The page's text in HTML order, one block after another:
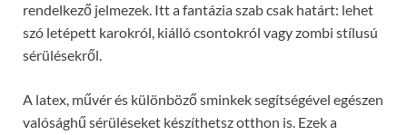
rendelkező jelmezek. Itt a fantázia szab csak határt: lehet
szó letépett karokról, kiálló csontokról vagy zombi stílusú
sérülésekről.
A latex, művér és különböző sminkek segítségével egészen
valósághű sérüléseket készíthetsz otthon is. Ezek a